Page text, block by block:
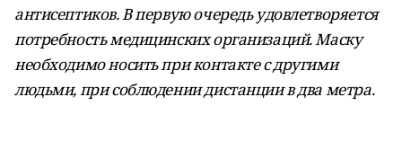
антисептиков. В первую очередь удовлетворяется
потребность медицинских организаций. Маску
необходимо носить при контакте с другими
людьми, при соблюдении дистанции в два метра.